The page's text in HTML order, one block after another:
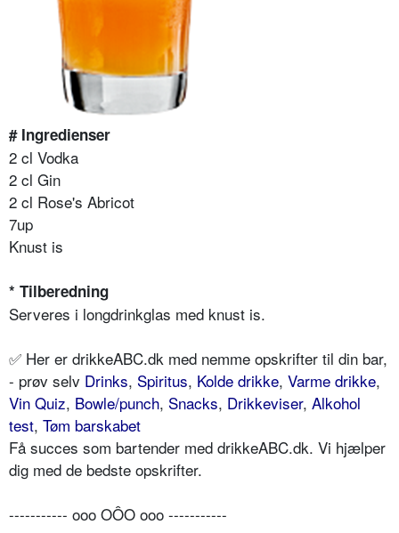
# Ingredienser
2 cl Vodka
2 cl Gin
2 cl Rose's Abricot
7up
Knust is
* Tilberedning
Serveres i longdrinkglas med knust is.
✅ Her er drikkeABC.dk med nemme opskrifter til din bar,
- prøv selv Drinks, Spiritus, Kolde drikke, Varme drikke,
Vin Quiz, Bowle/punch, Snacks, Drikkeviser, Alkohol
test, Tøm barskabet
Få succes som bartender med drikkeABC.dk. Vi hjælper
dig med de bedste opskrifter.
----------- ooo OÔO ooo -----------